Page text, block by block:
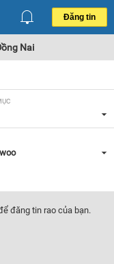
Đăng tin
Nai
đăng tin rao của bạn.